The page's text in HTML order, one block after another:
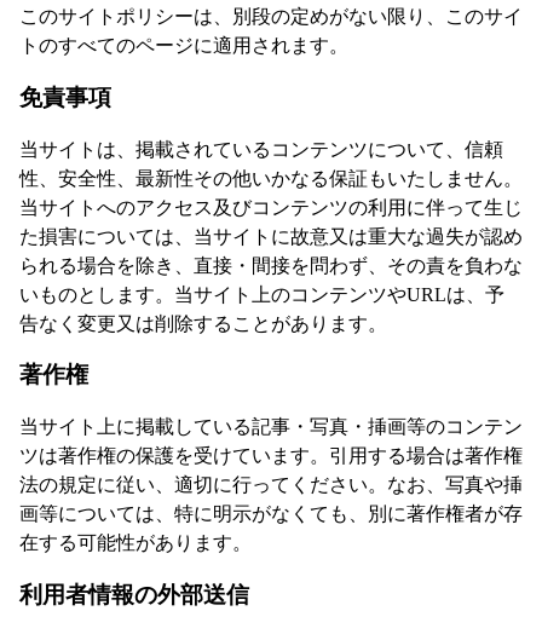
このサイトポリシーは、別段の定めがない限り、このサイ
トのすべてのページに適用されます。
免責事項
当サイトは、掲載されているコンテンツについて、信頼
性、安全性、最新性その他いかなる保証もいたしません。
当サイトへのアクセス及びコンテンツの利用に伴って生じ
た損害については、当サイトに故意又は重大な過失が認め
られる場合を除き、直接・間接を問わず、その責を負わな
いものとします。当サイト上のコンテンツやURLは、予
告なく変更又は削除することがあります。
著作権
当サイト上に掲載している記事・写真・挿画等のコンテン
ツは著作権の保護を受けています。引用する場合は著作権
法の規定に従い、適切に行ってください。なお、写真や挿
画等については、特に明示がなくても、別に著作権者が存
在する可能性があります。
利用者情報の外部送信